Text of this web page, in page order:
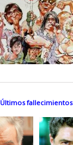
Últimos fallecimientos